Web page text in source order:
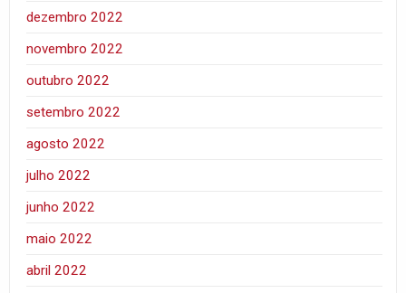
dezembro 2022
novembro 2022
outubro 2022
setembro 2022
agosto 2022
julho 2022
junho 2022
maio 2022
abril 2022